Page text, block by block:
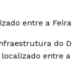
entre a
do
entre a